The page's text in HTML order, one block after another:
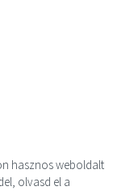
hasznos weboldalt
olvasd el a